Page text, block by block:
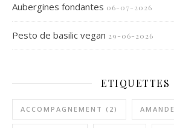
Aubergines fondantes 06-07-2026
Pesto de basilic vegan 29-06-2026
ETIQUETTES
ACCOMPAGNEMENT (2) AMANDE